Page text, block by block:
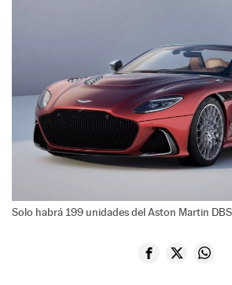
Solo habrá 199 unidades del Aston Martin